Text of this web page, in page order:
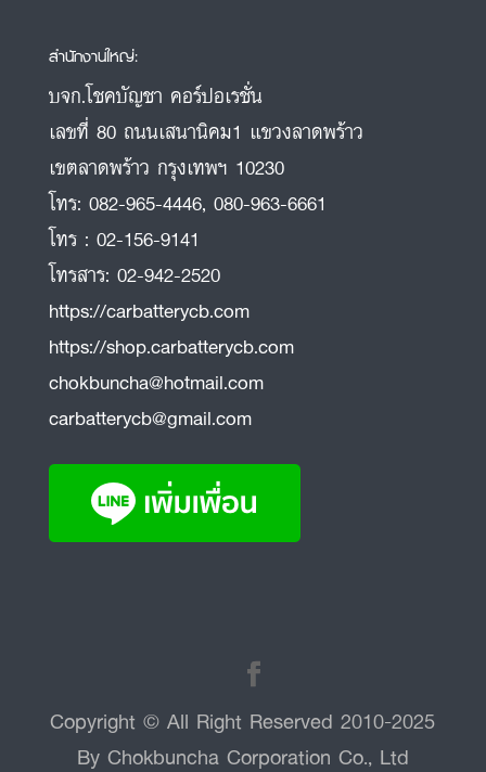
สำนักงานใหญ่:
บจก.โชคบัญชา คอร์ปอเรชั่น
เลขที่ 80 ถนนเสนานิคม1 แขวงลาดพร้าว
เขตลาดพร้าว กรุงเทพฯ 10230
โทร: 082-965-4446, 080-963-6661
โทร : 02-156-9141
โทรสาร: 02-942-2520
https://carbatterycb.com
https://shop.carbatterycb.com
chokbuncha@hotmail.com
carbatterycb@gmail.com
Copyright © All Right Reserved 2010-2025
By Chokbuncha Corporation Co., Ltd